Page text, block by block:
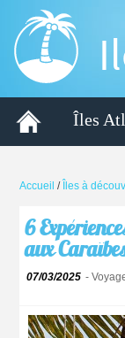
Îles
Accueil / Îles à
6
aux
07/03/2025 -